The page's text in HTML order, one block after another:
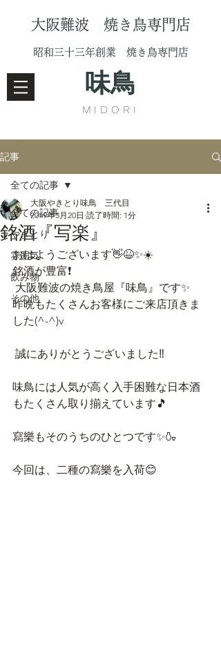
大阪難波 焼き鳥専門店
昭和三十三年創業 焼き鳥専門店
味鳥
MIDORI
記事
全ての記事
やきとり
雰囲気
飲み物
その他
全ての記事
銘酒『写楽』
大阪やきとり味鳥 三代目
2019年3月20日 読了時間: 1分
おはようございます👋😆✨☀️
銘酒が豊富❗
大阪難波の焼き鳥屋『味鳥』です✨
昨晩もたくさんお客様にご来店頂きま
した(^-^)v
誠にありがとうございました‼️
味鳥には人気が高く入手困難な日本酒
もたくさん取り揃えています🎵
寫樂もそのうちのひとつです✨🍶
今回は、二種の寫樂を入荷😊